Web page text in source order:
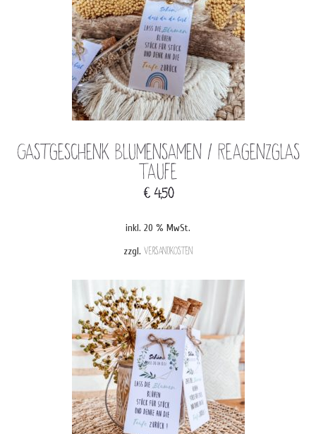
Gastgeschenk Blumensamen / Reagenzglas
Taufe
€4,50
inkl. 20 % MwSt.
zzgl. Versandkosten